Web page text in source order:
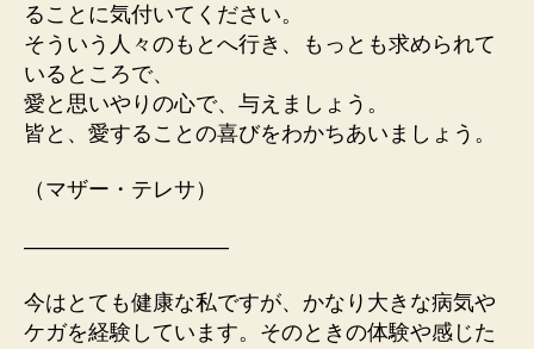
ることに気付いてください。
そういう人々のもとへ行き、もっとも求められて
いるところで、
愛と思いやりの心で、与えましょう。
皆と、愛することの喜びをわかちあいましょう。
（マザー・テレサ）
—————————–
今はとても健康な私ですが、かなり大きな病気や
ケガを経験しています。そのときの体験や感じた